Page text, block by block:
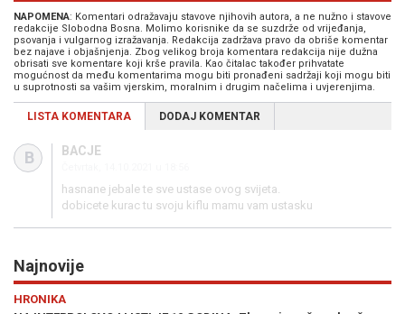
NAPOMENA: Komentari odražavaju stavove njihovih autora, a ne nužno i stavove
redakcije Slobodna Bosna. Molimo korisnike da se suzdrže od vrijeđanja,
psovanja i vulgarnog izražavanja. Redakcija zadržava pravo da obriše komentar
bez najave i objašnjenja. Zbog velikog broja komentara redakcija nije dužna
obrisati sve komentare koji krše pravila. Kao čitalac također prihvatate
mogućnost da među komentarima mogu biti pronađeni sadržaji koji mogu biti
u suprotnosti sa vašim vjerskim, moralnim i drugim načelima i uvjerenjima.
LISTA KOMENTARA DODAJ KOMENTAR
B BACJE
hasnane jebale te sve ustase ovog svijeta.
dobicete kurac tu svoju kiflu mamu vam ustasku
Najnovije